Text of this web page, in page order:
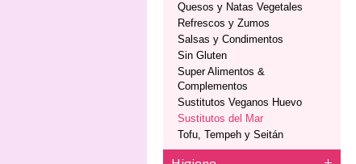
Quesos y Natas Vegetales
Refrescos y Zumos
Salsas y Condimentos
Sin Gluten
Super Alimentos &
Complementos
Sustitutos Veganos Huevo
Sustitutos del Mar
Tofu, Tempeh y Seitán